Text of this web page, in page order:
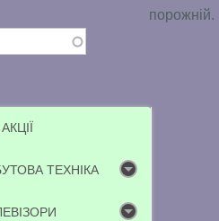
порожній.
АКЦІЇ
ТЕХНІКА